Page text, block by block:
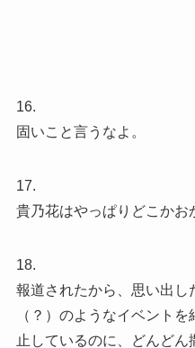
16.
固いこと言うなよ。
17.
貴乃花はやっぱりどこかお
18.
報道されたから、思い出し
（？）のようなイベント
止しているのに、どんどん